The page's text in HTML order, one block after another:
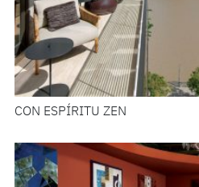
CON ESPÍRITU ZEN